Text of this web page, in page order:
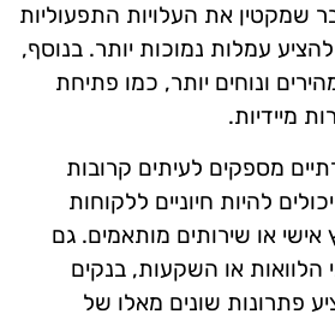
שמקטין את העלויות התפעוליות
עמלות נמוכות יותר. בנוסף,
ונוחים יותר, כמו פתיחת
מיידיות.
מספקים לעיתים קרובות
להיות חיוניים ללקוחות
אישי או שירותים מותאמים. גם
הלוואות או השקעות, בנקים
פתרונות שונים מאלו של